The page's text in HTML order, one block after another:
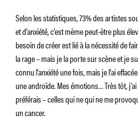
Selon les statistiques, 73% des artistes
et d’anxiété, c’est même peut-être plus
besoin de créer est lié à la nécessité de
la rage – mais je la porte sur scène et je
connu l’anxiété une fois, mais je l’ai
une androïde. Mes émotions… Très tôt,
préférais – celles qui ne qui ne me
un cancer.